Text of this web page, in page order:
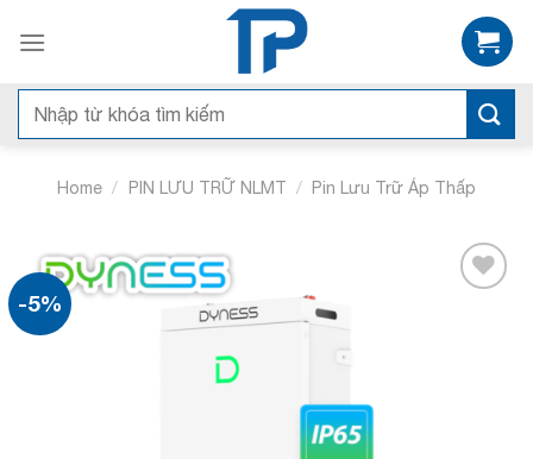
qua
dungSearch
Home / PIN LƯU TRỮ NLMT / Pin Lưu Trữ Áp Thấp
-5%